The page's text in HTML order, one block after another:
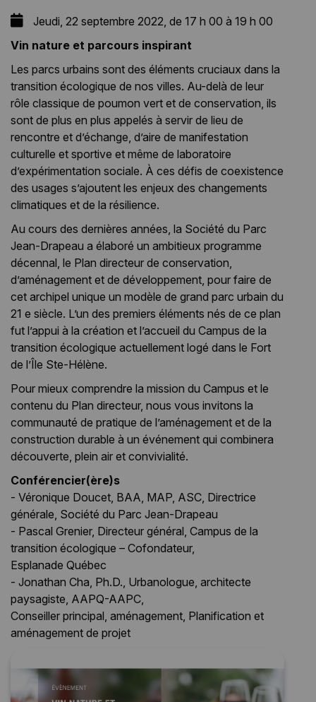
Jeudi, 22 septembre 2022, de 17 h 00 à 19 h 00
Vin nature et parcours inspirant
Les parcs urbains sont des éléments cruciaux dans la
transition écologique de nos villes. Au-delà de leur
rôle classique de poumon vert et de conservation, ils
sont de plus en plus appelés à servir de lieu de
rencontre et d’échange, d’aire de manifestation
culturelle et sportive et même de laboratoire
d’expérimentation sociale. À ces défis de coexistence
des usages s’ajoutent les enjeux des changements
climatiques et de la résilience.
Au cours des dernières années, la Société du Parc
Jean-Drapeau a élaboré un ambitieux programme
décennal, le Plan directeur de conservation,
d’aménagement et de développement, pour faire de
cet archipel unique un modèle de grand parc urbain du
21 e siècle. L’un des premiers éléments nés de ce plan
fut l’appui à la création et l’accueil du Campus de la
transition écologique actuellement logé dans le Fort
de l’Île Ste-Hélène.
Pour mieux comprendre la mission du Campus et le
contenu du Plan directeur, nous vous invitons la
communauté de pratique de l’aménagement et de la
construction durable à un événement qui combinera
découverte, plein air et convivialité.
Conférencier(ère)s
- Véronique Doucet, BAA, MAP, ASC, Directrice
générale, Société du Parc Jean-Drapeau
- Pascal Grenier, Directeur général, Campus de la
transition écologique – Cofondateur,
Esplanade Québec
- Jonathan Cha, Ph.D., Urbanologue, architecte
paysagiste, AAPQ-AAPC,
Conseiller principal, aménagement, Planification et
aménagement de projet